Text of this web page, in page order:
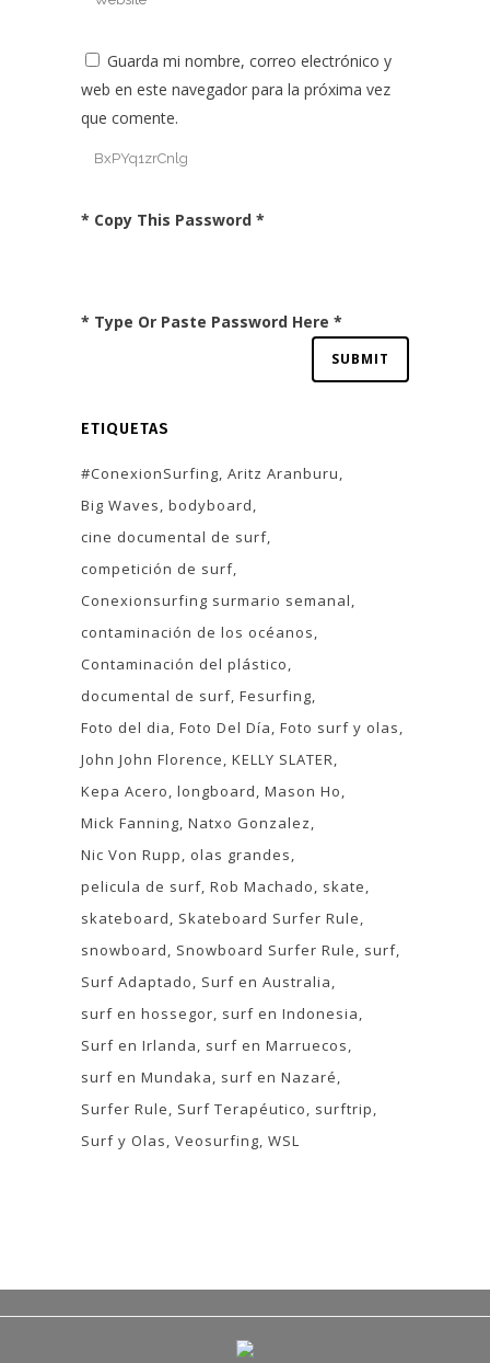
Guarda mi nombre, correo electrónico y
web en este navegador para la próxima vez
que comente.
* Copy This Password *
* Type Or Paste Password Here *
ETIQUETAS
#ConexionSurfing Aritz Aranburu
Big Waves bodyboard
cine documental de surf
competición de surf
Conexionsurfing surmario semanal
contaminación de los océanos
Contaminación del plástico
documental de surf Fesurfing
Foto del dia Foto Del Día Foto surf y olas
John John Florence KELLY SLATER
Kepa Acero longboard Mason Ho
Mick Fanning Natxo Gonzalez
Nic Von Rupp
olas grandes
pelicula de surf Rob Machado
skate
skateboard
Skateboard Surfer Rule
snowboard
Snowboard Surfer Rule
surf
Surf Adaptado
Surf en Australia
surf en hossegor surf en Indonesia
Surf en Irlanda
surf en Marruecos
surf en Mundaka
surf en Nazaré
Surfer Rule
Surf Terapéutico
surftrip
Surf y Olas Veosurfing WSL